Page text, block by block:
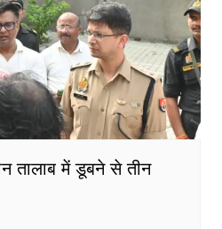
तालाब में डूबने से तीन